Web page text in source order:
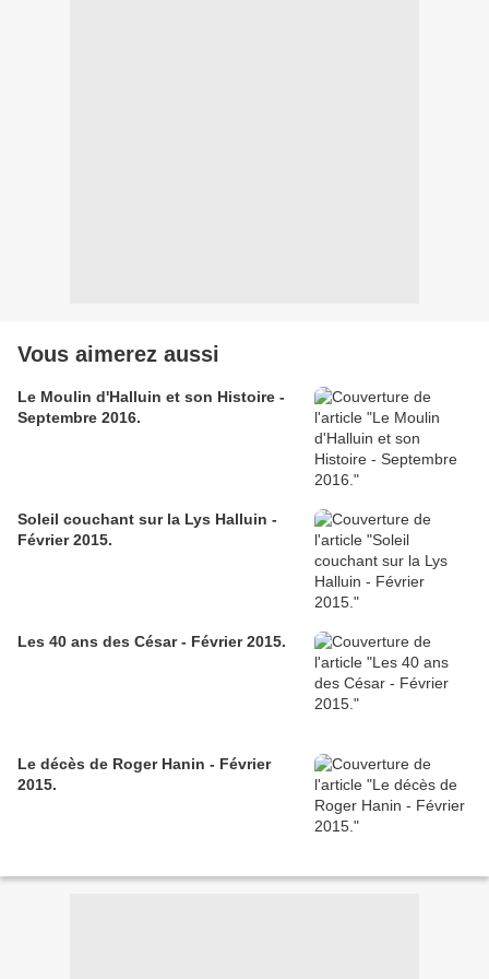
Vous aimerez aussi
Le Moulin d'Halluin et son Histoire -
Septembre 2016.
Soleil couchant sur la Lys Halluin -
Février 2015.
Les 40 ans des César - Février 2015.
Le décès de Roger Hanin - Février
2015.